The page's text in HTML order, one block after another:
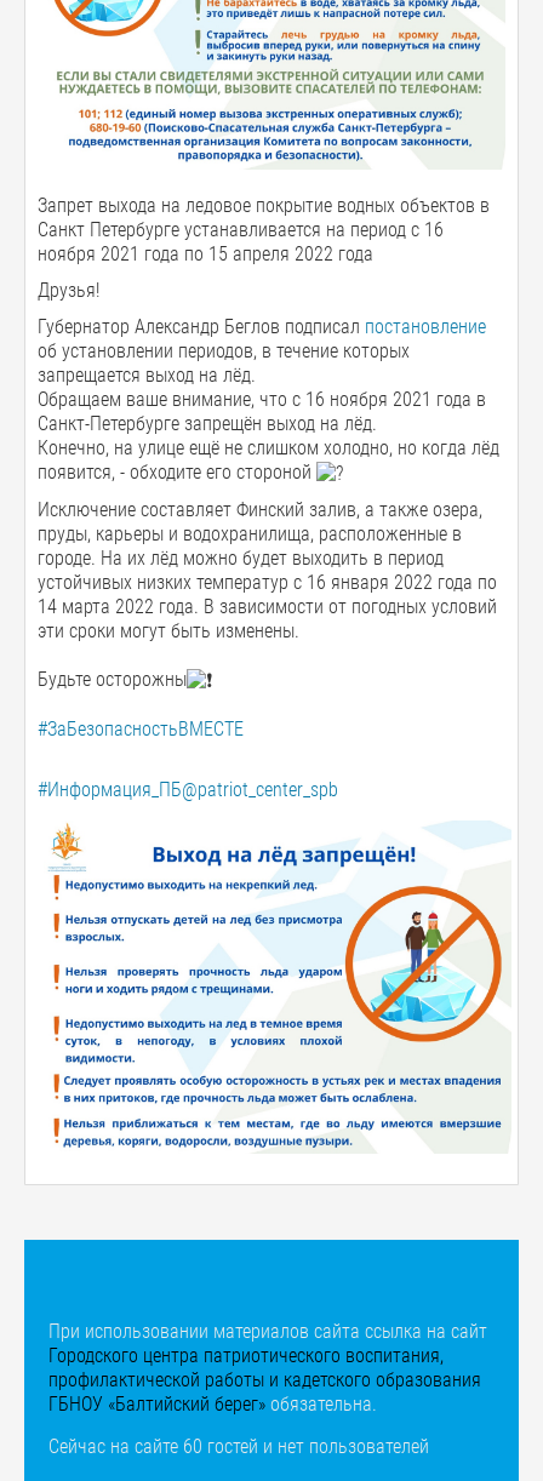
Запрет выхода на ледовое покрытие водных объектов в
Санкт Петербурге устанавливается на период с 16
ноября 2021 года по 15 апреля 2022 года
Друзья!
Губернатор Александр Беглов подписал постановление
об установлении периодов, в течение которых
запрещается выход на лёд.
Обращаем ваше внимание, что с 16 ноября 2021 года в
Санкт-Петербурге запрещён выход на лёд.
Конечно, на улице ещё не слишком холодно, но когда лёд
появится, - обходите его стороной
Исключение составляет Финский залив, а также озера,
пруды, карьеры и водохранилища, расположенные в
городе. На их лёд можно будет выходить в период
устойчивых низких температур с 16 января 2022 года по
14 марта 2022 года. В зависимости от погодных условий
эти сроки могут быть изменены.
Будьте осторожны
#ЗаБезопасностьВМЕСТЕ
#Информация_ПБ@patriot_center_spb
При использовании материалов сайта ссылка на сайт
Городского центра патриотического воспитания,
профилактической работы и кадетского образования
ГБНОУ «Балтийский берег» обязательна.
Сейчас на сайте 60 гостей и нет пользователей